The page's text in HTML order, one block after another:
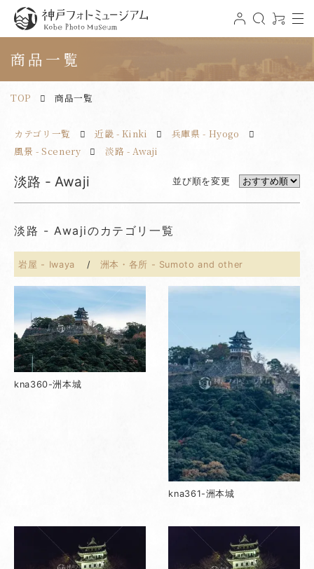
神戸フォトミュージアム
ロ
グ 索
0
ア
t
g
a
商品一覧
TOP 商品一覧
カテゴリ一覧 近畿 - Kinki
兵庫県 - Hyogo
風景 - Scenery
淡路 - Awaji
淡路 - Awaji 並び順を変更
淡路 - Awajiのカテゴリ一覧
岩屋 - Iwaya 洲本・各所 - Sumoto and other
kna360-洲本城
kna361-洲本城